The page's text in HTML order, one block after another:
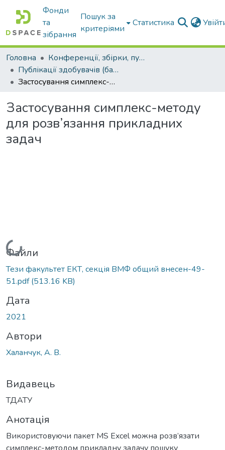
Фонди
та
зібрання
Пошук за
критеріями
Статистика
Головна
Конференції, збірки, публікації молодих вчених і здобувачів : магістрів, бакалаврів, аспірантів.
Публікації здобувачів (бакалаврів. магістрів, аспірантів)
Застосування симплекс-методу для розв’язання прикладних задач
Застосування симплекс-методу
для розв’язання прикладних
задач
Вантажиться...
Файли
Тези факультет ЕКТ, секція ВМФ общий внесен-49-
51.pdf(513.16 KB)
Дата
2021
Автори
Халанчук, А. В.
Видавець
ТДАТУ
Анотація
Використовуючи пакет MS Excel можна розв’язати